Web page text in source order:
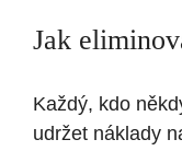
Jak
Každý, kdo
udržet náklady